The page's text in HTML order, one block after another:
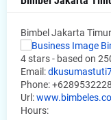
Bimbel Jakarta Timur
4 stars - based on
Email:
Phone:
Url:
Hours: